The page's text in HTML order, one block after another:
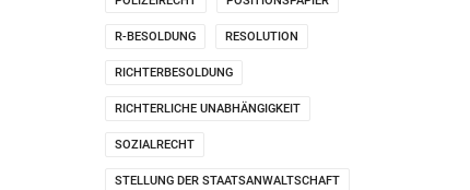
R-BESOLDUNG RESOLUTION
RICHTERBESOLDUNG
RICHTERLICHE UNABHÄNGIGKEIT
SOZIALRECHT
STELLUNG DER STAATSANWALTSCHAFT